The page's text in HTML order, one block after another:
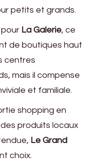
petits et grands.
La Galerie, ce
de boutiques haut
centres
mais il compense
et familiale.
shopping en
produits locaux
Le Grand
choix.